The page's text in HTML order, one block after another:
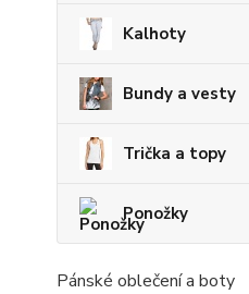
Kalhoty
Bundy a vesty
Trička a topy
Ponožky
Pánské oblečení a boty